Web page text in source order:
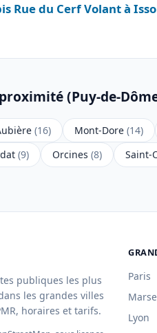
Rue du Cerf Volant à
(Puy-de-
(16) Mont-Dore (14)
(9) Orcines (8) Saint-
publiques les plus
les grandes villes
horaires et tarifs.
Paris
Lyon